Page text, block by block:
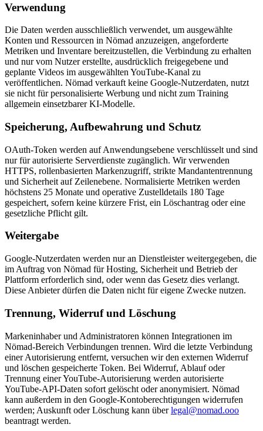
Verwendung
Die Daten werden ausschließlich verwendet, um ausgewählte
Konten und Ressourcen in Nömad anzuzeigen, angeforderte
Metriken und Inventare bereitzustellen, die Verbindung zu erhalten
und nur vom Nutzer erstellte, ausdrücklich freigegebene und
geplante Videos im ausgewählten YouTube-Kanal zu
veröffentlichen. Nömad verkauft keine Google-Nutzerdaten, nutzt
sie nicht für personalisierte Werbung und nicht zum Training
allgemein einsetzbarer KI-Modelle.
Speicherung, Aufbewahrung und Schutz
OAuth-Token werden auf Anwendungsebene verschlüsselt und sind
nur für autorisierte Serverdienste zugänglich. Wir verwenden
HTTPS, rollenbasierten Markenzugriff, strikte Mandantentrennung
und Sicherheit auf Zeilenebene. Normalisierte Metriken werden
höchstens 25 Monate und operative Zustelldetails 180 Tage
gespeichert, sofern keine kürzere Frist, ein Löschantrag oder eine
gesetzliche Pflicht gilt.
Weitergabe
Google-Nutzerdaten werden nur an Dienstleister weitergegeben, die
im Auftrag von Nömad für Hosting, Sicherheit und Betrieb der
Plattform erforderlich sind, oder wenn das Gesetz dies verlangt.
Diese Anbieter dürfen die Daten nicht für eigene Zwecke nutzen.
Trennung, Widerruf und Löschung
Markeninhaber und Administratoren können Integrationen im
Nömad-Bereich Verbindungen trennen. Wird die letzte Verbindung
einer Autorisierung entfernt, versuchen wir den externen Widerruf
und löschen gespeicherte Token. Bei Widerruf, Ablauf oder
Trennung einer YouTube-Autorisierung werden autorisierte
YouTube-API-Daten sofort gelöscht oder anonymisiert. Nömad
kann außerdem in den Google-Kontoberechtigungen widerrufen
werden; Auskunft oder Löschung kann überlegal@nomad.ooo
beantragt werden.